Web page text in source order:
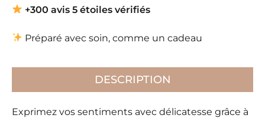
+300 avis 5 étoiles vérifiés
Préparé avec soin, comme un cadeau
DESCRIPTION
Exprimez vos sentiments avec délicatesse grâce à